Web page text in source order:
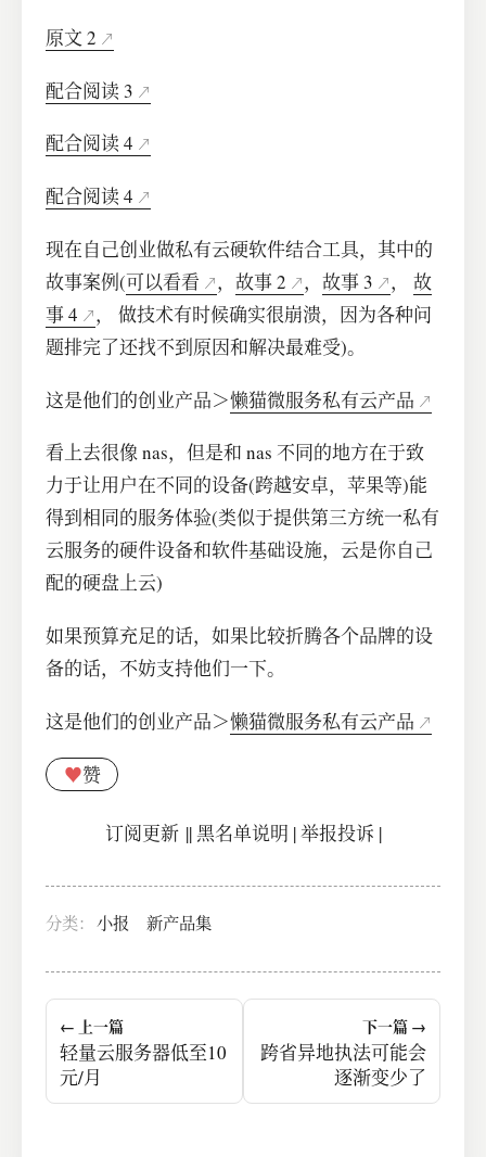
原文 2
配合阅读 3
配合阅读 4
配合阅读 4
现在自己创业做私有云硬软件结合工具，其中的
故事案例(可以看看 ，故事 2 ，故事 3 ，故
事 4
， 做技术有时候确实很崩溃，因为各种问
题排完了还找不到原因和解决最难受)。
这是他们的创业产品＞懒猫微服务私有云产品
看上去很像 nas，但是和 nas 不同的地方在于致
力于让用户在不同的设备(跨越安卓，苹果等)能
得到相同的服务体验(类似于提供第三方统一私有
云服务的硬件设备和软件基础设施，云是你自己
配的硬盘上云)
如果预算充足的话，如果比较折腾各个品牌的设
备的话，不妨支持他们一下。
这是他们的创业产品＞懒猫微服务私有云产品
♥赞
订阅更新||黑名单说明 |举报投诉 |
分类： 小报 新产品集
← 上一篇
轻量云服务器低至10
元/月
下一篇 →
跨省异地执法可能会
逐渐变少了